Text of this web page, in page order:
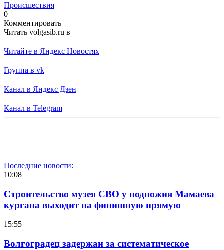
Происшествия
0
Комментировать
Читать volgasib.ru в
Читайте в Яндекс Новостях
Группа в vk
Канал в Яндекс Дзен
Канал в Telegram
Последние новости:
10:08
Строительство музея СВО у подножия Мамаева
кургана выходит на финишную прямую
15:55
Волгоградец задержан за систематическое